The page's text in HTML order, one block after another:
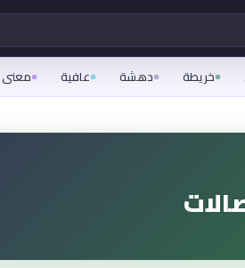
خريطة دهشة عافية معنى